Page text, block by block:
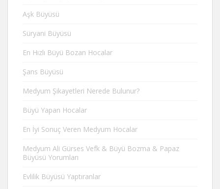
Aşk Büyüsü
Süryani Büyüsü
En Hızlı Büyü Bozan Hocalar
Şans Büyüsü
Medyum Şikayetleri Nerede Bulunur?
Büyü Yapan Hocalar
En İyi Sonuç Veren Medyum Hocalar
Medyum Ali Gürses Vefk & Büyü Bozma & Papaz
Büyüsü Yorumları
Evlilik Büyüsü Yaptıranlar